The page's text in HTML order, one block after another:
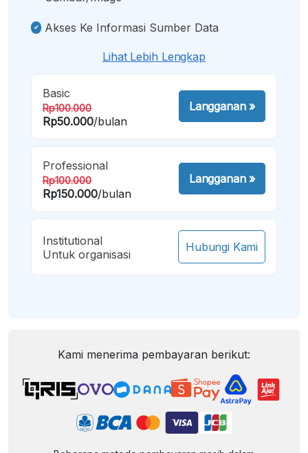
Akses Ke Informasi Sumber Data
Lihat Lebih Lengkap
Basic
Rp100.000
Rp50.000/bulan
Langganan»
Professional
Rp100.000
Rp150.000/bulan
Langganan»
Institutional
Untuk organisasi
Hubungi Kami
Kami menerima pembayaran berikut: